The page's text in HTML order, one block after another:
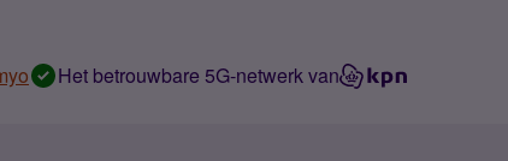
Het betrouwbare 5G-netwerk van